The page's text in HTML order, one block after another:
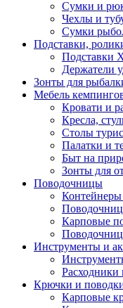
Сумки и
Чехлы и
Сумки
Подставки,
Подставки
Держатели
Зонты для
Мебель
Кровати и
Кресла,
Столы
Палатки и
Быт на
Зонты для
Поводочницы
Карповые
Инструменты и
Расходники
Крючки и
Карповые